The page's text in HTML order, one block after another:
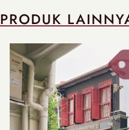
PRODUK